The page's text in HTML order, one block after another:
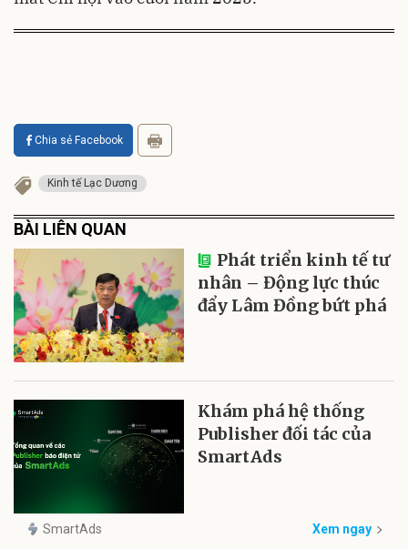
Chia sẻ Facebook
Kinh tế Lạc Dương
BÀI LIÊN QUAN
Phát triển kinh tế tư
nhân – Động lực thúc
đẩy Lâm Đồng bứt phá
Khám phá hệ thống
Publisher đối tác của
SmartAds
SmartAds Xem ngay